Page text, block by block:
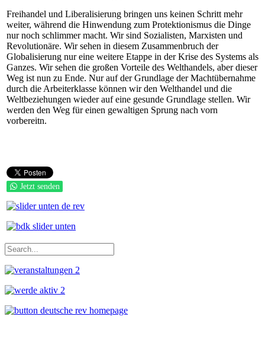
Freihandel und Liberalisierung bringen uns keinen Schritt mehr
weiter, während die Hinwendung zum Protektionismus die Dinge
nur noch schlimmer macht. Wir sind Sozialisten, Marxisten und
Revolutionäre. Wir sehen in diesem Zusammenbruch der
Globalisierung nur eine weitere Etappe in der Krise des Systems als
Ganzes. Wir sehen die großen Vorteile des Welthandels, aber dieser
Weg ist nun zu Ende. Nur auf der Grundlage der Machtübernahme
durch die Arbeiterklasse können wir den Welthandel und die
Weltbeziehungen wieder auf eine gesunde Grundlage stellen. Wir
werden den Weg für einen gewaltigen Sprung nach vorn
vorbereitn.
Jetzt senden